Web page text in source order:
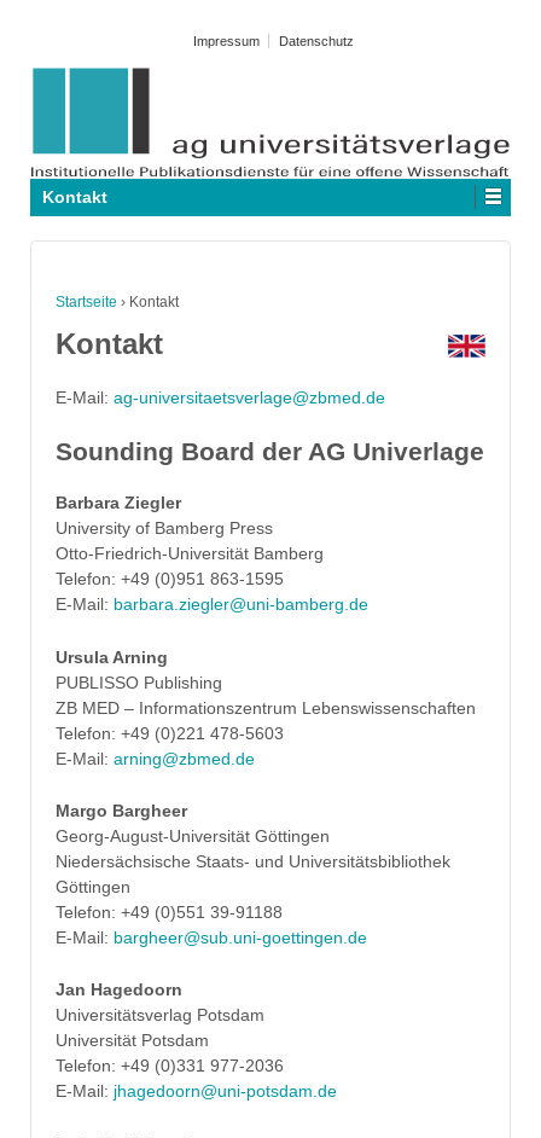
Impressum Datenschutz
Kontakt
Startseite › Kontakt
Kontakt
E-Mail: ag-universitaetsverlage@zbmed.de
Sounding Board der AG Univerlage
Barbara Ziegler
University of Bamberg Press
Otto-Friedrich-Universität Bamberg
Telefon: +49 (0)951 863-1595
E-Mail: barbara.ziegler@uni-bamberg.de
Ursula Arning
PUBLISSO Publishing
ZB MED – Informationszentrum Lebenswissenschaften
Telefon: +49 (0)221 478-5603
E-Mail: arning@zbmed.de
Margo Bargheer
Georg-August-Universität Göttingen
Niedersächsische Staats- und Universitätsbibliothek
Göttingen
Telefon: +49 (0)551 39-91188
E-Mail: bargheer@sub.uni-goettingen.de
Jan Hagedoorn
Universitätsverlag Potsdam
Universität Potsdam
Telefon: +49 (0)331 977-2036
E-Mail: jhagedoorn@uni-potsdam.de